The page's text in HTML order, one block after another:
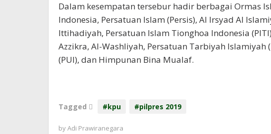
Dalam kesempatan tersebur hadir berbagai Ormas
Indonesia, Persatuan Islam (Persis), Al Irsyad Al
Ittihadiyah, Persatuan Islam Tionghoa Indonesia
Azzikra, Al-Washliyah, Persatuan Tarbiyah Islamiyah
(PUI), dan Himpunan Bina Mualaf.
Tagged #kpu #pilpres 2019
byAdi Prawiranegara